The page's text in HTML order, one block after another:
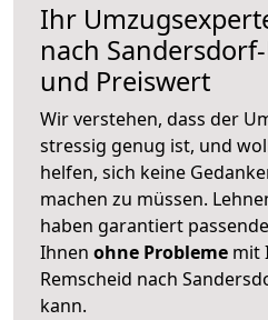
Ihr
nach
und Preiswert
Wir verstehen, dass der
stressig genug ist, und
helfen, sich keine
machen zu müssen.
haben garantiert
Ihnen ohne Probleme mit
Remscheid nach
kann.